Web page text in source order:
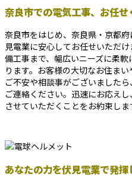
奈良市での電気工事、お任せ
奈良市をはじめ、奈良県・京都
見電業に安心してお任せいただ
備工事まで、幅広いニーズに柔
ります。お客様の大切なお住ま
ご不安や相談事がございましたら
ご連絡ください。迅速にお応え
させていただくことをお約束しま
あなたの力を伏見電業で発揮